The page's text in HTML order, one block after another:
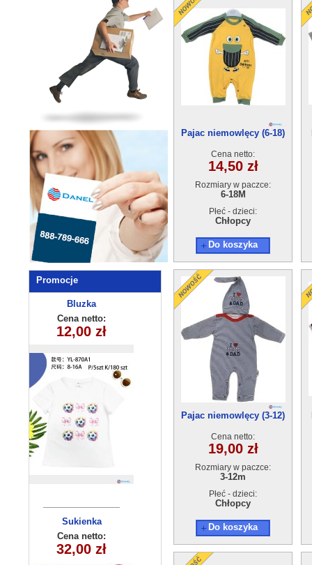
Promocje
Bluzka
dziecięca
YL-870A1 (8-16)
5 szt
Cena netto:
12,00 zł
Sukienka
dziewczęca
(3-10 ) 5szt
Cena netto:
32,00 zł
Komplety
dziecięce
(7-10 ) 4szt
Cena netto:
15,00 zł
Komplet
dziecięcy
HH-355(1-5)
15szt
Cena netto:
24,00 zł
Pajac niemowlęcy (6-18)
Cena netto:
14,50 zł
Rozmiary w paczce:
6-18M
Płeć - dzieci:
Chłopcy
Do koszyka
Pajac niemowlęcy (3-12)
Cena netto:
19,00 zł
Rozmiary w paczce:
3-12m
Płeć - dzieci:
Chłopcy
Do koszyka